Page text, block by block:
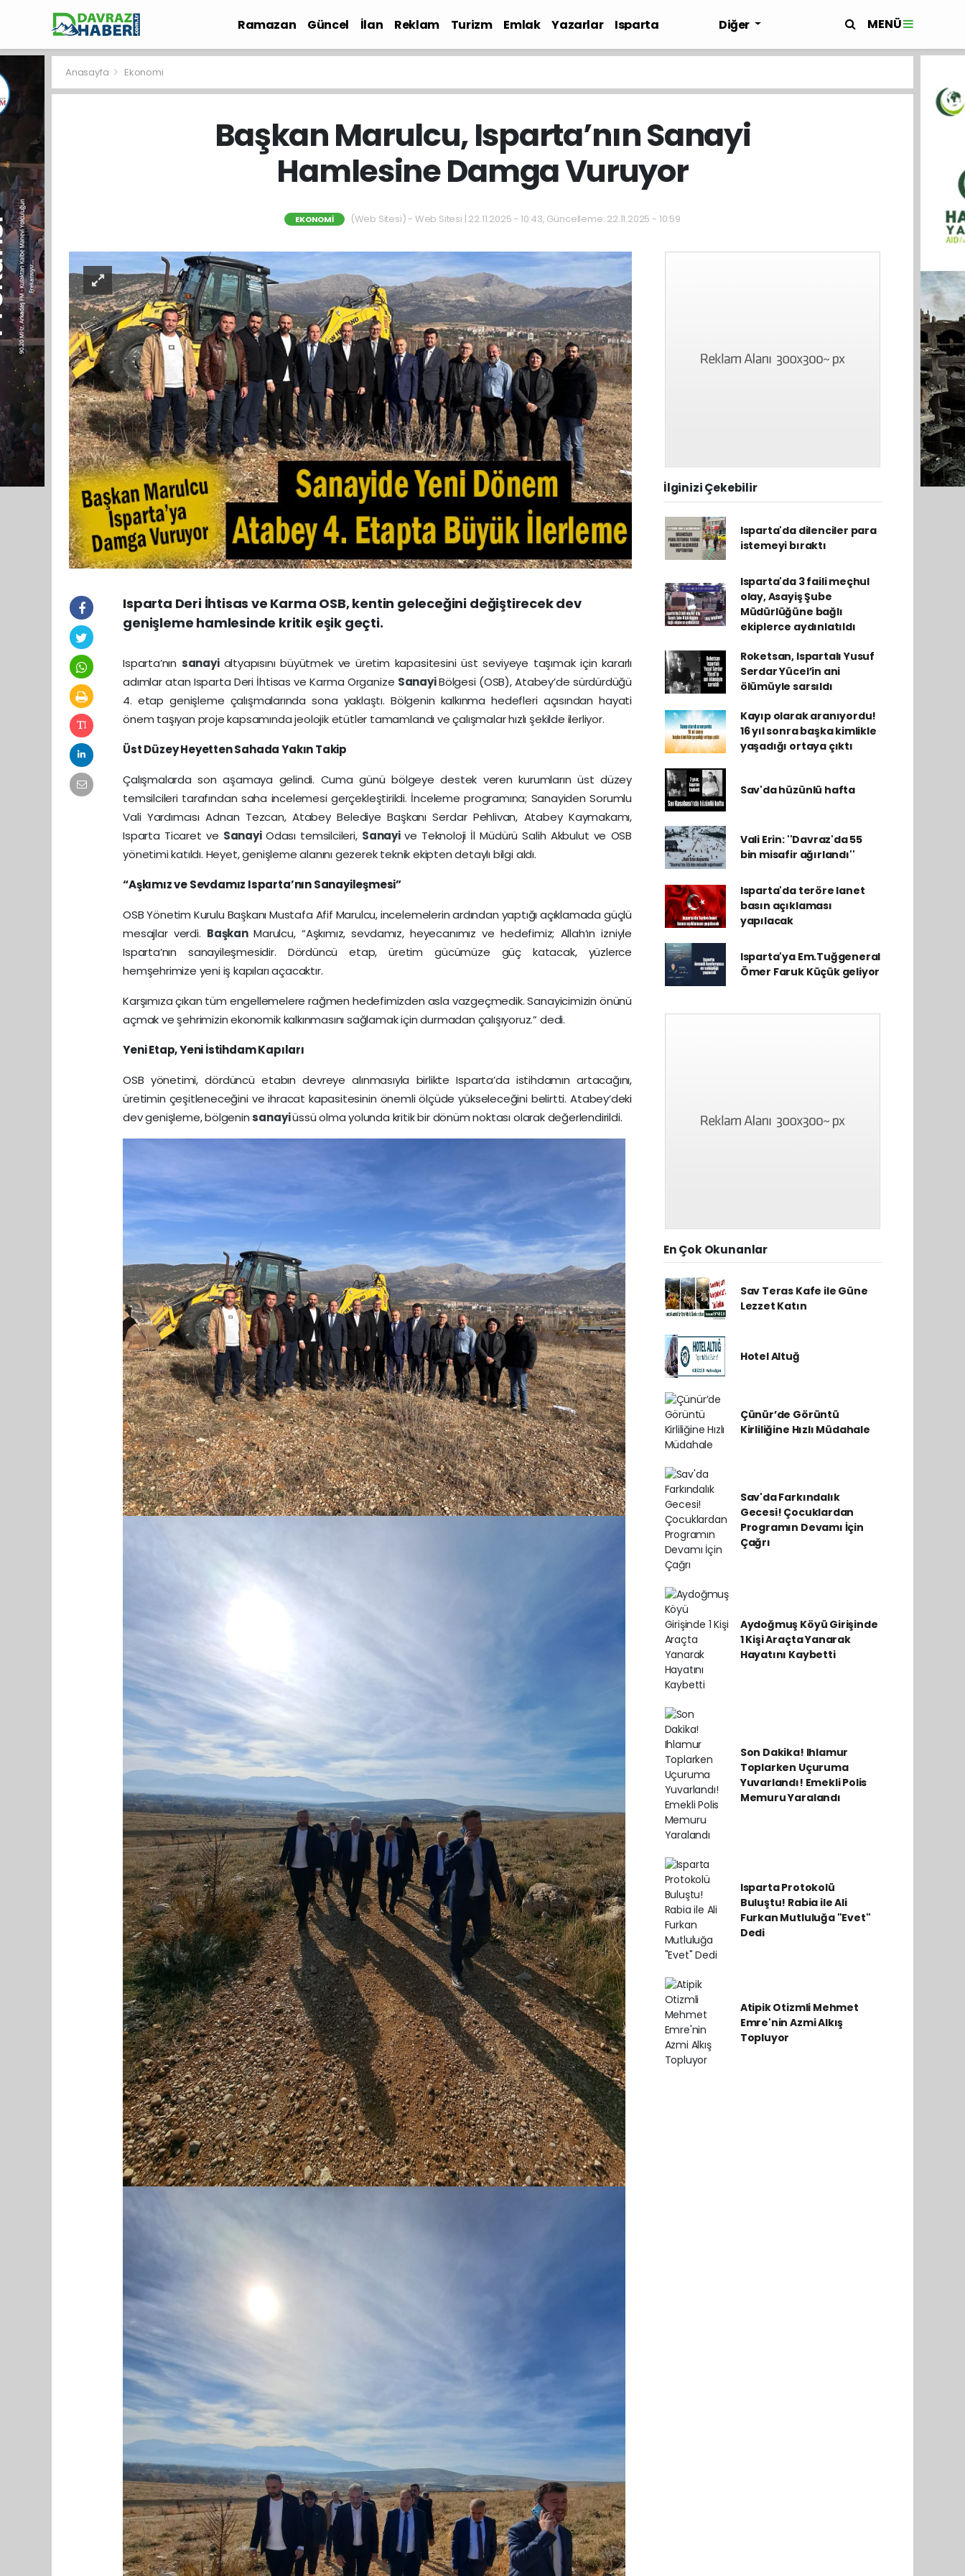
Ramazan Güncel İlan Reklam Turizm Emlak Yazarlar
Isparta
Diğer MENÜ
Anasayfa Ekonomi
Başkan Marulcu, Isparta’nın Sanayi
Hamlesine Damga Vuruyor
EKONOMI (Web Sitesi) - Web Sitesi | 22.11.2025 - 10:43, Güncelleme: 22.11.2025 - 10:59
Isparta Deri İhtisas ve Karma OSB, kentin geleceğini değiştirecek dev
genişleme hamlesinde kritik eşik geçti.
Isparta’nın sanayi altyapısını büyütmek ve üretim kapasitesini üst seviyeye taşımak için kararlı
adımlar atan Isparta Deri İhtisas ve Karma Organize SanayiBölgesi (OSB), Atabey’de sürdürdüğü
4. etap genişleme çalışmalarında sona yaklaştı. Bölgenin kalkınma hedefleri açısından hayati
önem taşıyan proje kapsamında jeolojik etütler tamamlandı ve çalışmalar hızlı şekilde ilerliyor.
Üst Düzey Heyetten Sahada Yakın Takip
Çalışmalarda son aşamaya gelindi. Cuma günü bölgeye destek veren kurumların üst düzey
temsilcileri tarafından saha incelemesi gerçekleştirildi. İnceleme programına; Sanayiden Sorumlu
Vali Yardımcısı Adnan Tezcan, Atabey Belediye Başkanı Serdar Pehlivan, Atabey Kaymakamı,
Isparta Ticaret ve Sanayi Odası temsilcileri, Sanayive Teknoloji İl Müdürü Salih Akbulut ve OSB
yönetimi katıldı. Heyet, genişleme alanını gezerek teknik ekipten detaylı bilgi aldı.
“Aşkımız ve Sevdamız Isparta’nın Sanayileşmesi”
OSB Yönetim Kurulu Başkanı Mustafa Afif Marulcu, incelemelerin ardından yaptığı açıklamada güçlü
mesajlar verdi. BaşkanMarulcu, “Aşkımız, sevdamız, heyecanımız ve hedefimiz; Allah’ın izniyle
Isparta’nın sanayileşmesidir. Dördüncü etap, üretim gücümüze güç katacak, yüzlerce
hemşehrimize yeni iş kapıları açacaktır.
Karşımıza çıkan tüm engellemelere rağmen hedefimizden asla vazgeçmedik. Sanayicimizin önünü
açmak ve şehrimizin ekonomik kalkınmasını sağlamak için durmadan çalışıyoruz.” dedi.
Yeni Etap, Yeni İstihdam Kapıları
OSB yönetimi, dördüncü etabın devreye alınmasıyla birlikte Isparta’da istihdamın artacağını,
üretimin çeşitleneceğini ve ihracat kapasitesinin önemli ölçüde yükseleceğini belirtti. Atabey’deki
dev genişleme, bölgenin sanayiüssü olma yolunda kritik bir dönüm noktası olarak değerlendirildi.
İlginizi Çekebilir
Isparta'da dilenciler para
istemeyi bıraktı
Isparta'da 3 faili meçhul
olay, Asayiş Şube
Müdürlüğüne bağlı
ekiplerce aydınlatıldı
Roketsan, Ispartalı Yusuf
Serdar Yücel’in ani
ölümüyle sarsıldı
Kayıp olarak aranıyordu!
16 yıl sonra başka kimlikle
yaşadığı ortaya çıktı
Sav'da hüzünlü hafta
Vali Erin: ''Davraz'da 55
bin misafir ağırlandı''
Isparta'da teröre lanet
basın açıklaması
yapılacak
Isparta'ya Em.Tuğgeneral
Ömer Faruk Küçük geliyor
En Çok Okunanlar
Sav Teras Kafe ile Güne
Lezzet Katın
Hotel Altuğ
Çünür’de Görüntü
Kirliliğine Hızlı Müdahale
Sav'da Farkındalık
Gecesi! Çocuklardan
Programın Devamı İçin
Çağrı
Aydoğmuş Köyü Girişinde
1 Kişi Araçta Yanarak
Hayatını Kaybetti
Son Dakika! Ihlamur
Toplarken Uçuruma
Yuvarlandı! Emekli Polis
Memuru Yaralandı
Isparta Protokolü
Buluştu! Rabia ile Ali
Furkan Mutluluğa "Evet"
Dedi
Atipik Otizmli Mehmet
Emre'nin Azmi Alkış
Topluyor